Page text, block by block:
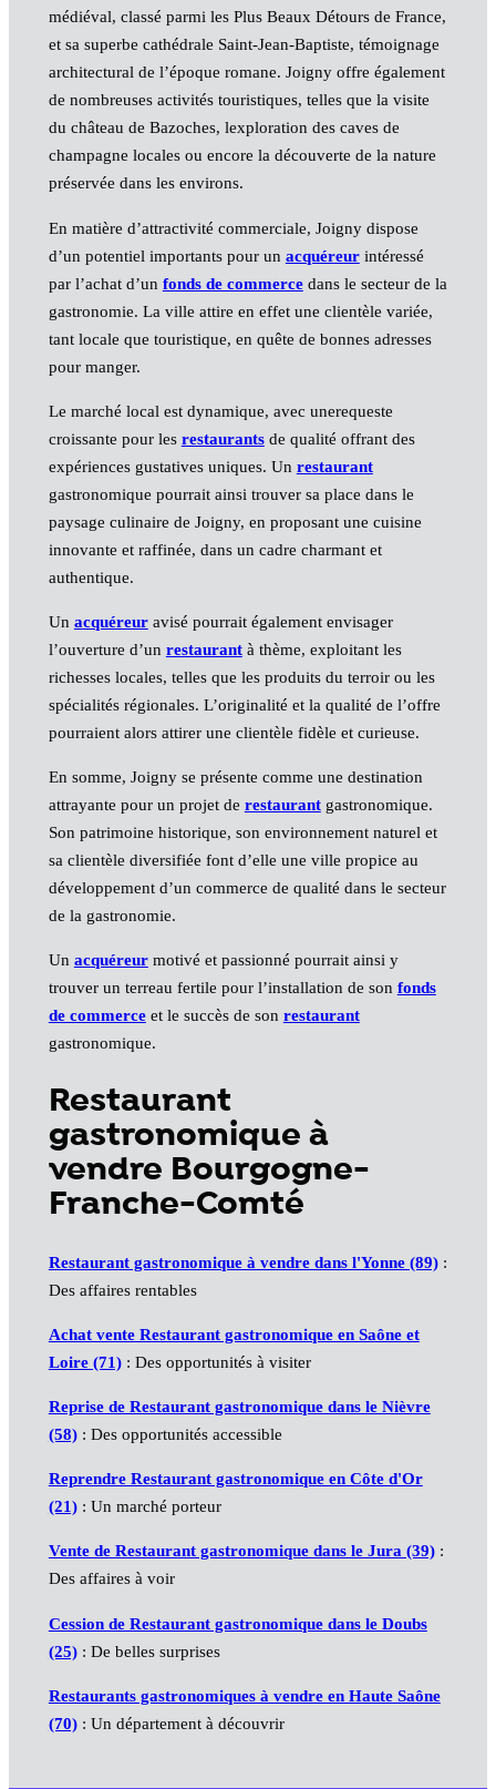
médiéval, classé parmi les Plus Beaux Détours de France,
et sa superbe cathédrale Saint-Jean-Baptiste, témoignage
architectural de l’époque romane. Joigny offre également
de nombreuses activités touristiques, telles que la visite
du château de Bazoches, lexploration des caves de
champagne locales ou encore la découverte de la nature
préservée dans les environs.
En matière d’attractivité commerciale, Joigny dispose
d’un potentiel importants pour un acquéreurintéressé
par l’achat d’un fonds de commercedans le secteur de la
gastronomie. La ville attire en effet une clientèle variée,
tant locale que touristique, en quête de bonnes adresses
pour manger.
Le marché local est dynamique, avec unerequeste
croissante pour les restaurantsde qualité offrant des
expériences gustatives uniques. Un restaurant
gastronomique pourrait ainsi trouver sa place dans le
paysage culinaire de Joigny, en proposant une cuisine
innovante et raffinée, dans un cadre charmant et
authentique.
Un acquéreuravisé pourrait également envisager
l’ouverture d’un restaurantà thème, exploitant les
richesses locales, telles que les produits du terroir ou les
spécialités régionales. L’originalité et la qualité de l’offre
pourraient alors attirer une clientèle fidèle et curieuse.
En somme, Joigny se présente comme une destination
attrayante pour un projet de restaurantgastronomique.
Son patrimoine historique, son environnement naturel et
sa clientèle diversifiée font d’elle une ville propice au
développement d’un commerce de qualité dans le secteur
de la gastronomie.
Un acquéreurmotivé et passionné pourrait ainsi y
trouver un terreau fertile pour l’installation de son fonds
de commerceet le succès de son restaurant
gastronomique.
Restaurant
gastronomique à
vendre Bourgogne-
Franche-Comté
Restaurant gastronomique à vendre dans l'Yonne (89):
Des affaires rentables
Achat vente Restaurant gastronomique en Saône et
Loire (71): Des opportunités à visiter
Reprise de Restaurant gastronomique dans le Nièvre
(58): Des opportunités accessible
Reprendre Restaurant gastronomique en Côte d'Or
(21): Un marché porteur
Vente de Restaurant gastronomique dans le Jura (39):
Des affaires à voir
Cession de Restaurant gastronomique dans le Doubs
(25): De belles surprises
Restaurants gastronomiques à vendre en Haute Saône
(70): Un département à découvrir